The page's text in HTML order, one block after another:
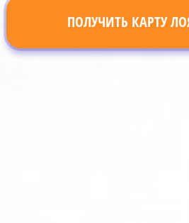
ПОЛУЧИТЬ КАРТУ